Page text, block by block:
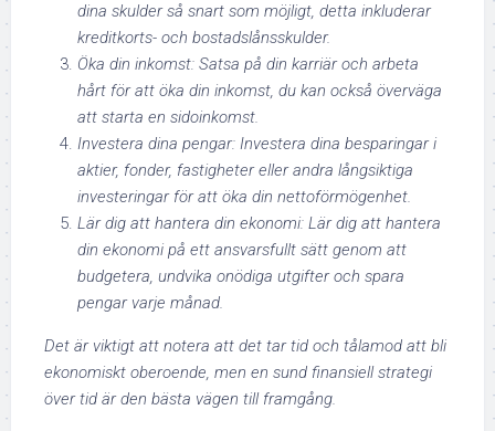
dina skulder så snart som möjligt, detta inkluderar
kreditkorts- och bostadslånsskulder.
Öka din inkomst: Satsa på din karriär och arbeta
hårt för att öka din inkomst, du kan också överväga
att starta en sidoinkomst.
Investera dina pengar: Investera dina besparingar i
aktier, fonder, fastigheter eller andra långsiktiga
investeringar för att öka din nettoförmögenhet.
Lär dig att hantera din ekonomi: Lär dig att hantera
din ekonomi på ett ansvarsfullt sätt genom att
budgetera, undvika onödiga utgifter och spara
pengar varje månad.
Det är viktigt att notera att det tar tid och tålamod att bli
ekonomiskt oberoende, men en sund finansiell strategi
över tid är den bästa vägen till framgång.